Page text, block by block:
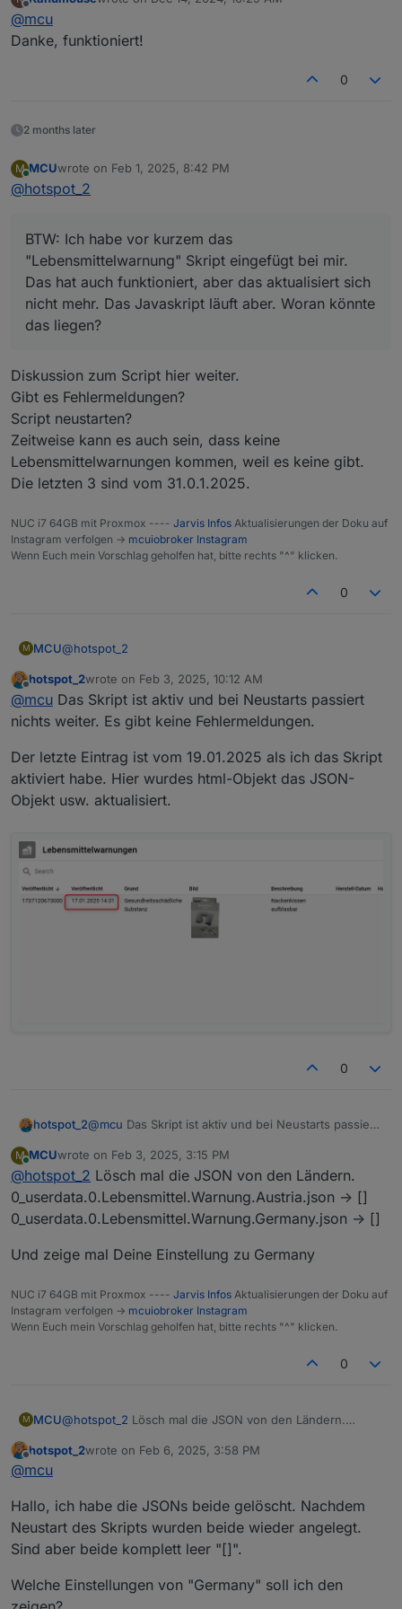
last edited by
@mcu
Danke, funktioniert!
0
2 months later
M
Online
MCUwrote on Feb 1, 2025, 8:42 PM
last edited by
@hotspot_2
BTW: Ich habe vor kurzem das
"Lebensmittelwarnung" Skript eingefügt bei mir.
Das hat auch funktioniert, aber das aktualisiert sich
nicht mehr. Das Javaskript läuft aber. Woran könnte
das liegen?
Diskussion zum Script hier weiter.
Gibt es Fehlermeldungen?
Script neustarten?
Zeitweise kann es auch sein, dass keine
Lebensmittelwarnungen kommen, weil es keine gibt.
Die letzten 3 sind vom 31.0.1.2025.
NUC i7 64GB mit Proxmox ---- Jarvis Infos Aktualisierungen der Doku auf
Instagram verfolgen -> mcuiobroker Instagram
Wenn Euch mein Vorschlag geholfen hat, bitte rechts "^" klicken.
0
M MCU@hotspot_2
BTW: Ich habe vor kurzem das
"Lebensmittelwarnung" Skript eingefügt bei mir. Das
hat auch funktioniert, aber das aktualisiert sich nicht
mehr. Das Javaskript läuft aber. Woran könnte das
liegen?
Diskussion zum Script hier weiter.
Script neustarten?
Zeitweise kann es auch sein, dass keine
Lebensmittelwarnungen kommen, weil es keine gibt.
Offline
hotspot_2wrote on Feb 3, 2025, 10:12 AM
last edited by
@mcu Das Skript ist aktiv und bei Neustarts passiert
nichts weiter. Es gibt keine Fehlermeldungen.
Der letzte Eintrag ist vom 19.01.2025 als ich das Skript
aktiviert habe. Hier wurdes html-Objekt das JSON-
Objekt usw. aktualisiert.
0
hotspot_2@mcu Das Skript ist aktiv und bei Neustarts passiert
Der letzte Eintrag ist vom 19.01.2025 als ich das
Skript aktiviert habe. Hier wurdes html-Objekt das
JSON-Objekt usw. aktualisiert.
M
Online
MCUwrote on Feb 3, 2025, 3:15 PM
last edited by
@hotspot_2 Lösch mal die JSON von den Ländern.
0_userdata.0.Lebensmittel.Warnung.Austria.json -> []
0_userdata.0.Lebensmittel.Warnung.Germany.json -> []
Und zeige mal Deine Einstellung zu Germany
NUC i7 64GB mit Proxmox ---- Jarvis Infos Aktualisierungen der Doku auf
Instagram verfolgen -> mcuiobroker Instagram
Wenn Euch mein Vorschlag geholfen hat, bitte rechts "^" klicken.
0
M MCU@hotspot_2 Lösch mal die JSON von den Ländern.
0_userdata.0.Lebensmittel.Warnung.Germany.json -> []
Und zeige mal Deine Einstellung zu Germany
hotspot_2wrote on Feb 6, 2025, 3:58 PM
last edited by
@mcu
Hallo, ich habe die JSONs beide gelöscht. Nachdem
Neustart des Skripts wurden beide wieder angelegt.
Sind aber beide komplett leer "[]".
Welche Einstellungen von "Germany" soll ich den